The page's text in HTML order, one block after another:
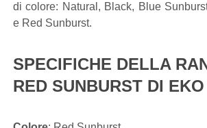
di colore: Natural, Black, Blue
e Red Sunburst.
SPECIFICHE DELLA
RED SUNBURST DI